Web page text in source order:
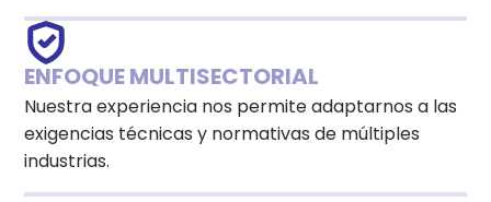
ENFOQUE MULTISECTORIAL
Nuestra experiencia nos permite adaptarnos a las
exigencias técnicas y normativas de múltiples
industrias.